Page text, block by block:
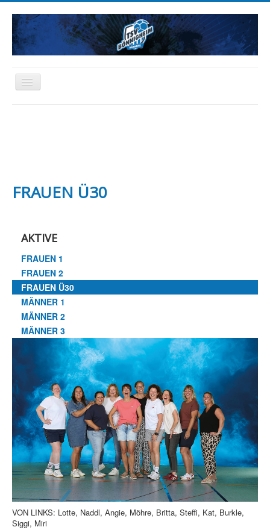
Toggle
Navigation
FRAUEN Ü30
AKTIVE
FRAUEN 1
FRAUEN 2
FRAUEN Ü30
MÄNNER 1
MÄNNER 2
MÄNNER 3
VON LINKS: Lotte, Naddl, Angie, Möhre, Britta, Steffi, Kat, Burkle,
Siggi, Miri